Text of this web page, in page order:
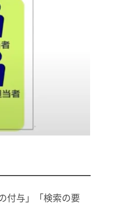
付与」「検索の要